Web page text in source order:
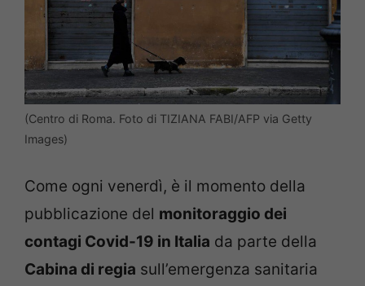
(Centro di Roma. Foto di TIZIANA FABI/AFP via Getty
Images)
Come ogni venerdì, è il momento della
pubblicazione del monitoraggio dei
contagi Covid-19 in Italia da parte della
Cabina di regia sull’emergenza sanitaria